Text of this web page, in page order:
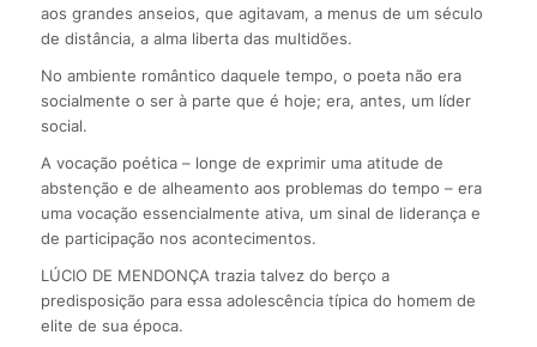
aos grandes anseios, que agitavam, a menus de um século
de distância, a alma liberta das multidões.
No ambiente romântico daquele tempo, o poeta não era
socialmente o ser à parte que é hoje; era, antes, um líder
social.
A vocação poética – longe de exprimir uma atitude de
abstenção e de alheamento aos problemas do tempo – era
uma vocação essencialmente ativa, um sinal de liderança e
de participação nos acontecimentos.
LÚCIO DE MENDONÇA trazia talvez do berço a
predisposição para essa adolescência típica do homem de
elite de sua época.